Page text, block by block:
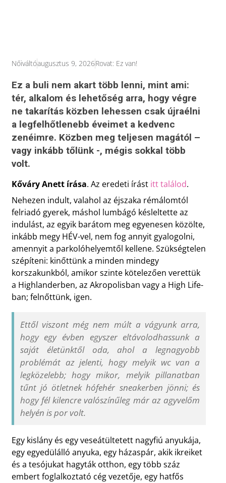
Nőiváltóaugusztus 9, 2026Rovat: Ez van!
Ez a buli nem akart több lenni, mint ami:
tér, alkalom és lehetőség arra, hogy végre
ne takarítás közben lehessen csak újraélni
a legfelhőtlenebb éveimet a kedvenc
zenéimre. Közben meg teljesen magától –
vagy inkább tőlünk -, mégis sokkal több
volt.
Kőváry Anett írása. Az eredeti írástitt találod.
Nehezen indult, valahol az éjszaka rémálomtól
felriadó gyerek, máshol lumbágó késleltette az
indulást, az egyik barátom meg egyenesen közölte,
inkább megy HÉV-vel, nem fog annyit gyalogolni,
amennyit a parkolóhelyemtől kellene. Szükségtelen
szépíteni: kinőttünk a minden mindegy
korszakunkból, amikor szinte kötelezően verettük
a Highlanderben, az Akropolisban vagy a High Life-
ban; felnőttünk, igen.
Ettől viszont még nem múlt a vágyunk arra,
hogy egy évben egyszer eltávolodhassunk a
saját életünktől oda, ahol a legnagyobb
problémát az jelenti, hogy melyik wc van a
legközelebb; hogy mikor, melyik pillanatban
tűnt jó ötletnek hófehér sneakerben jönni; és
hogy fél kilencre valószínűleg már az agyvelőm
helyén is por volt.
Egy kislány és egy veseátültetett nagyfiú anyukája,
egy egyedülálló anyuka, egy házaspár, akik ikreiket
és a tesójukat hagyták otthon, egy több száz
embert foglalkoztató cég vezetője, egy hatfős